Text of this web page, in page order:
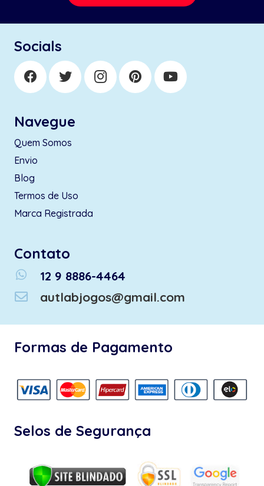
Socials
Navegue
Quem Somos
Envio
Blog
Termos de Uso
Marca Registrada
Contato
whatsapp
12 9 8886-4464
autlabjogos@gmail.com
Formas de Pagamento
Selos de Segurança